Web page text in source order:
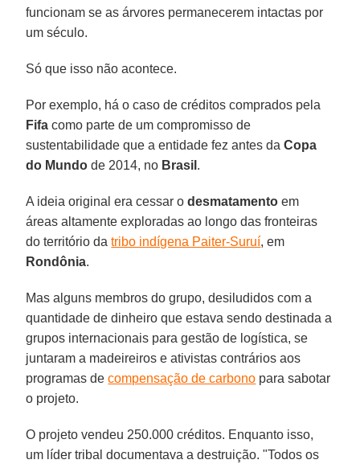
funcionam se as árvores permanecerem intactas por
um século.
Só que isso não acontece.
Por exemplo, há o caso de créditos comprados pela
Fifa como parte de um compromisso de
sustentabilidade que a entidade fez antes daCopa
do Mundo de 2014, no Brasil .
A ideia original era cessar odesmatamento em
áreas altamente exploradas ao longo das fronteiras
do território datribo indígena Paiter-Suruí, em
Rondônia.
Mas alguns membros do grupo, desiludidos com a
quantidade de dinheiro que estava sendo destinada a
grupos internacionais para gestão de logística, se
juntaram a madeireiros e ativistas contrários aos
programas decompensação de carbono para sabotar
o projeto.
O projeto vendeu 250.000 créditos. Enquanto isso,
um líder tribal documentava a destruição. "Todos os